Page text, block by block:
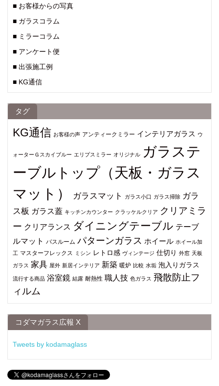
■ お客様からの写真
■ ガラスコラム
■ ミラーコラム
■ アンケート便
■ 出張施工例
■ KG通信
タグ
KG通信 お客様の声 アンティークミラー インテリアガラス ウ
ォーターＧスカイブルー エリプスミラー オリジナル ガラステ
ーブルトップ（天板・ガラス
マット）
ガラスマット ガラス小口 ガラス掃除 ガラ
ス板 ガラス蓋 キッチンカウンター クラッケルクリア クリアミラ
ー クリアランス ダイニングテーブル テーブ
ルマット バスルーム パターンガラス ホイール ホイール加
工 マスターフレックス ミシン レトロ感 ヴィンテージ 仕切り 外窓 天板
ガラス 家具 屋外 新居インテリア 新築 暖炉 比較 水垢 泡入りガラス
流行する商品 浴室鏡 結露 耐熱性 職人技 色ガラス 飛散防止フ
ィルム
コダマガラス広報 X
Tweets by kodamaglass